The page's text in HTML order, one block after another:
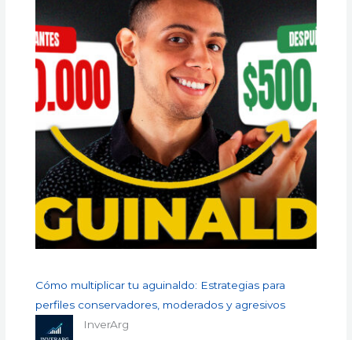
Cómo multiplicar tu aguinaldo: Estrategias para
perfiles conservadores, moderados y agresivos
InverArg